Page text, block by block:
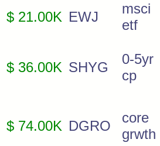
$ 21.00K EWJ
msci
etf
$ 36.00K SHYG
0-
cp
$ 74.00K DGRO
grwth